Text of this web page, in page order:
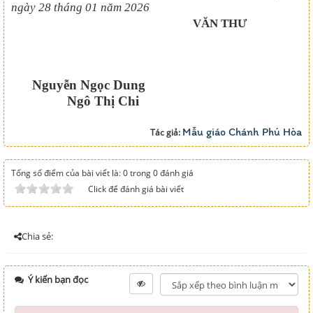
ngày 28 tháng 01 năm 2026
VĂN THƯ
Nguyễn Ngọc Dung
Ngô Thị Chi
Tác giả: Mẫu giáo Chánh Phú Hòa
Tổng số điểm của bài viết là: 0 trong 0 đánh giá
Click để đánh giá bài viết
Chia sẻ:
Ý kiến bạn đọc